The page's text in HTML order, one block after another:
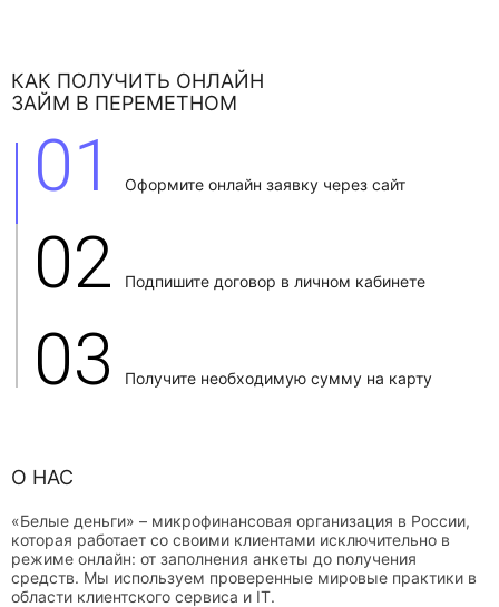
КАК ПОЛУЧИТЬ ОНЛАЙН
ЗАЙМ В ПЕРЕМЕТНОМ
01 Оформите онлайн заявку через сайт
02 Подпишите договор в личном кабинете
03 Получите необходимую сумму на карту
О НАС
«Белые деньги» – микрофинансовая организация в России,
которая работает со своими клиентами исключительно в
режиме онлайн: от заполнения анкеты до получения
средств. Мы используем проверенные мировые практики в
области клиентского сервиса и IT.